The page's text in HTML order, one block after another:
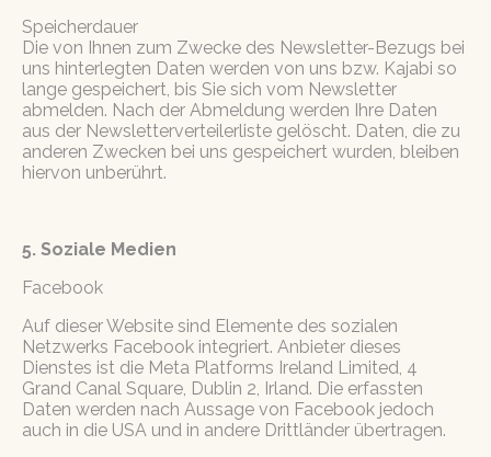
Speicherdauer
Die von Ihnen zum Zwecke des Newsletter-Bezugs bei
uns hinterlegten Daten werden von uns bzw. Kajabi so
lange gespeichert, bis Sie sich vom Newsletter
abmelden. Nach der Abmeldung werden Ihre Daten
aus der Newsletterverteilerliste gelöscht. Daten, die zu
anderen Zwecken bei uns gespeichert wurden, bleiben
hiervon unberührt.
5. Soziale Medien
Facebook
Auf dieser Website sind Elemente des sozialen
Netzwerks Facebook integriert. Anbieter dieses
Dienstes ist die Meta Platforms Ireland Limited, 4
Grand Canal Square, Dublin 2, Irland. Die erfassten
Daten werden nach Aussage von Facebook jedoch
auch in die USA und in andere Drittländer übertragen.